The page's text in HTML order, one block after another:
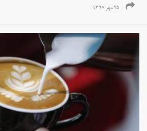
۲۵ مهر ۱۳۹۷